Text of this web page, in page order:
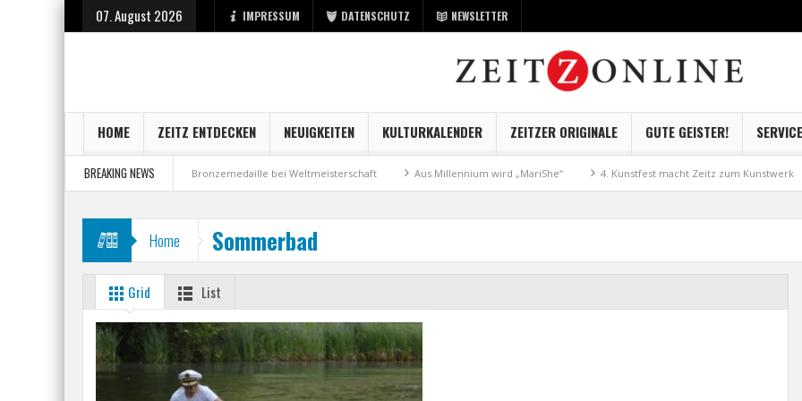
07. August 2026 IMPRESSUM DATENSCHUTZ NEWSLETTER
HOME ZEITZ ENTDECKEN NEUIGKEITEN KULTURKALENDER ZEITZER ORIGINALE GUTE GEISTER! SERVICE
BREAKING NEWS
bei der Stadt Zeitz Bronzemedaille bei Weltmeisterschaft Aus Millennium wird „MariShe“ 4. Kunstfest macht Zeitz zum Kunstwerk
Home Sommerbad
Grid List